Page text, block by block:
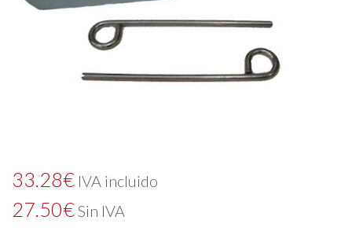
33.28€ IVA incluido
27.50€Sin IVA